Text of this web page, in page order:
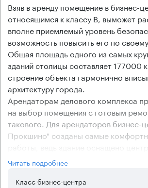
Взяв в аренду помещение в бизнес-
относящимся к классу В, выможет
вполне приемлемый уровень
возможность повысить его по
Общая площадь одного из самых
зданий столицы составляет 177000
строение объекта гармонично
архитектуру города.
Арендаторам делового комплекса
на выбор помещения с готовым
такового. Для арендаторов бизнес-
Прокшино" созданы самые
работы, ведь здание оснащено
системой вентиляции и
Открытая планировка помещений
арендаторам бизнес-центра
Читать подробнее
Класс бизнес-центра